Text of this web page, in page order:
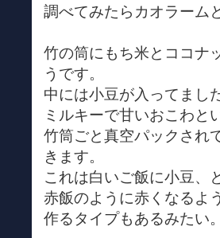
調べてみたらカオラーム
竹の筒にもち米とココナ
うです。
中には小豆が入ってまし
ミルキーで甘いおこわと
竹筒ごと真空パックされ
きます。
これは白いご飯に小豆、
赤飯のように赤くなるよ
作るタイプもあるみたい。